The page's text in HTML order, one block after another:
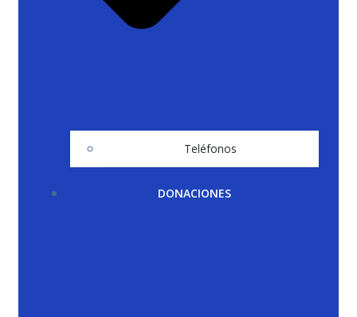
Teléfonos
DONACIONES